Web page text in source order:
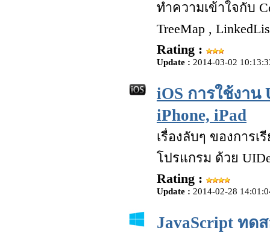
ทำความเข้าใจกับ
TreeMap ,
Rating :
Update : 2014-03-02
iOS การใช้งาน
iPhone, iPad
เรื่องลับๆ ของการเ
โปรแกรม ด้วย
Rating :
Update : 2014-02-28
JavaScript ทด